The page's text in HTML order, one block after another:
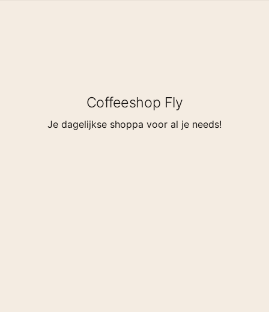
Coffeeshop Fly
Je dagelijkse shoppa voor al je needs!